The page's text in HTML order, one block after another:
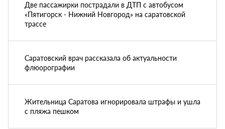
Две пассажирки пострадали в ДТП с автобусом
«Пятигорск - Нижний Новгород» на саратовской
трассе
Саратовский врач рассказала об актуальности
флюорографии
Жительница Саратова игнорировала штрафы и ушла
с пляжа пешком